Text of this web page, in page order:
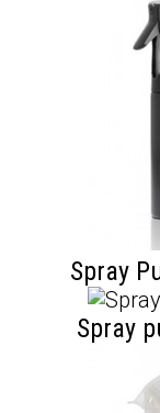
Spray
Spray